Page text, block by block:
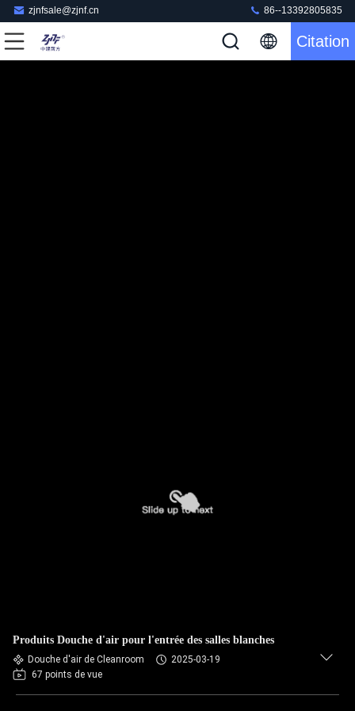
zjnfsale@zjnf.cn 86--13392805835
Citation
Produits Douche d'air pour l'entrée des salles blanches
Douche d'air de Cleanroom
2025-03-19
67 points de vue